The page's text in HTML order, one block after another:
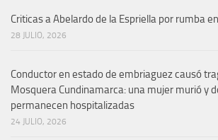
Criticas a Abelardo de la Espriella por rumba
28 JULIO, 2026
Conductor en estado de embriaguez causó
Mosquera Cundinamarca: una mujer murió y
permanecen hospitalizadas
24 JULIO, 2026